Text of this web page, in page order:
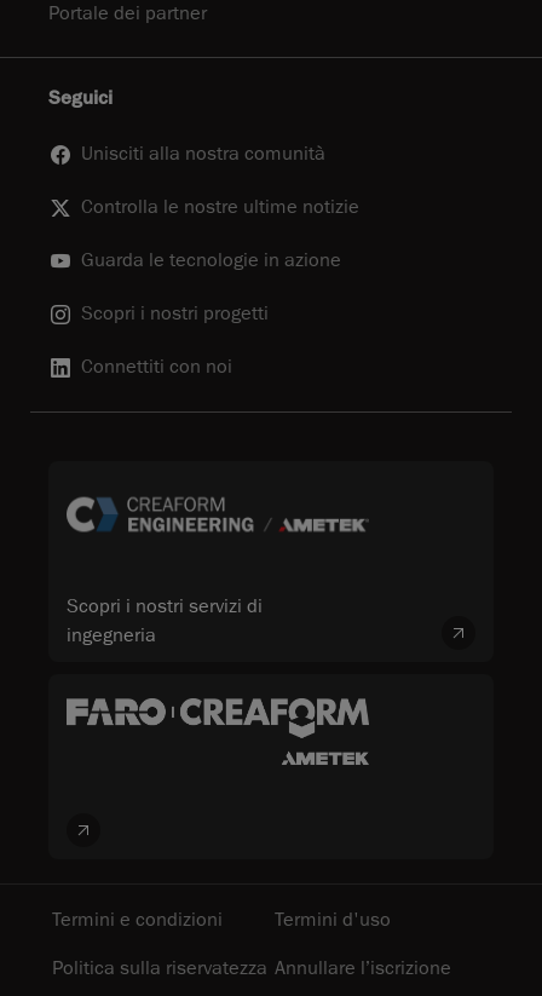
Portale dei partner
Seguici
Unisciti alla nostra comunità
Controlla le nostre ultime notizie
Guarda le tecnologie in azione
Scopri i nostri progetti
Connettiti con noi
Scopri i nostri servizi di
ingegneria
Termini e condizioni
Termini d'uso
Politica sulla riservatezza Annullare l’iscrizione